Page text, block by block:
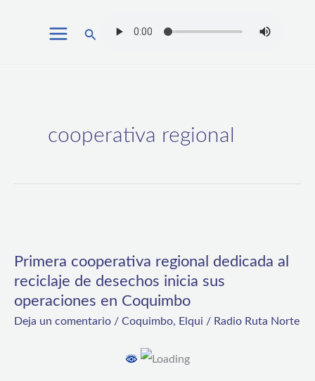
Buscar
cooperativa regional
Primera cooperativa regional dedicada al
reciclaje de desechos inicia sus
operaciones en Coquimbo
Deja un comentario / Coquimbo, Elqui / Radio Ruta Norte
regional